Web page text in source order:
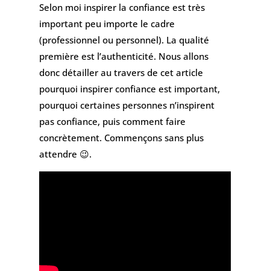
Selon moi inspirer la confiance est très
important peu importe le cadre
(professionnel ou personnel). La qualité
première est l’authenticité. Nous allons
donc détailler au travers de cet article
pourquoi inspirer confiance est important,
pourquoi certaines personnes n’inspirent
pas confiance, puis comment faire
concrètement. Commençons sans plus
attendre 😉.